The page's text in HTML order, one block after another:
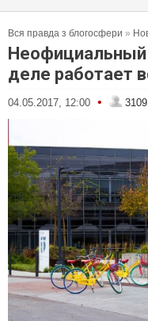
Вся правда з блогосфери »
Неофициальный
деле работает
04.05.2017, 12:00 • 3109